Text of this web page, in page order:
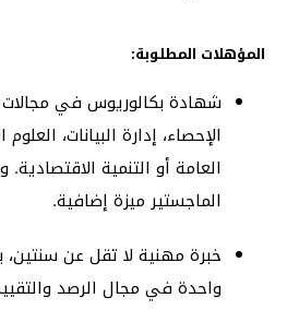
المؤهلات المطلوبة:
شهادة بكالوريوس في
الإحصاء، إدارة البيانات،
العامة أو التنمية
الماجستير ميزة إضافية.
خبرة مهنية لا تقل عن
واحدة في مجال الرصد